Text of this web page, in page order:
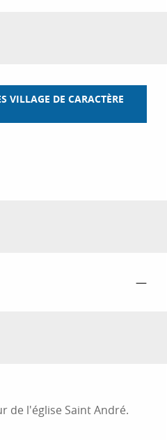
VILLAGE DE CARACTÈRE
—
de l'église Saint André.